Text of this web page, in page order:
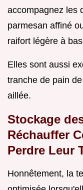
accompagnez les
parmesan affiné
raifort légère à
Elles sont aussi
tranche de pain
aillée.
Stockage
Réchauffer
Perdre Leur
Honnêtement, la